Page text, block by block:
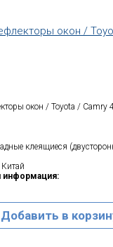
окон /
окон / Toyota / Camry
клеящиеся
Китай
информация:
Добавить в